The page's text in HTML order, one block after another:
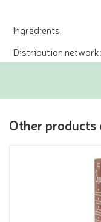
Ingredients
Distribution network:
Other products